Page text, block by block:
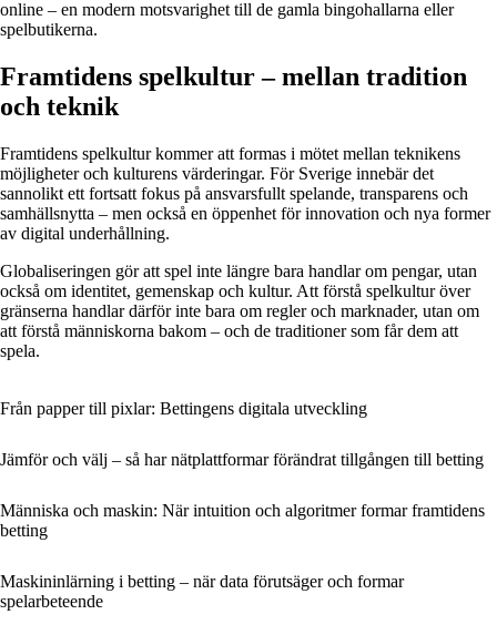
online – en modern motsvarighet till de gamla bingohallarna eller
spelbutikerna.
Framtidens spelkultur – mellan tradition
och teknik
Framtidens spelkultur kommer att formas i mötet mellan teknikens
möjligheter och kulturens värderingar. För Sverige innebär det
sannolikt ett fortsatt fokus på ansvarsfullt spelande, transparens och
samhällsnytta – men också en öppenhet för innovation och nya former
av digital underhållning.
Globaliseringen gör att spel inte längre bara handlar om pengar, utan
också om identitet, gemenskap och kultur. Att förstå spelkultur över
gränserna handlar därför inte bara om regler och marknader, utan om
att förstå människorna bakom – och de traditioner som får dem att
spela.
Från papper till pixlar: Bettingens digitala utveckling
Jämför och välj – så har nätplattformar förändrat tillgången till betting
Människa och maskin: När intuition och algoritmer formar framtidens
betting
Maskininlärning i betting – när data förutsäger och formar
spelarbeteende